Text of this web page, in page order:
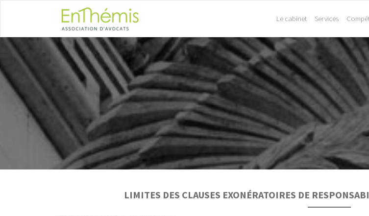
Le cabinet Services
LIMITES DES CLAUSES EXONÉRATOIRES DE